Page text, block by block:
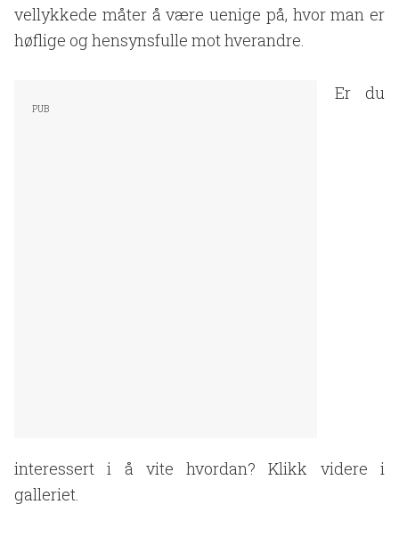
vellykkede måter å være uenige på, hvor man er
høflige og hensynsfulle mot hverandre.
Er du
interessert i å vite hvordan? Klikk videre i
galleriet.